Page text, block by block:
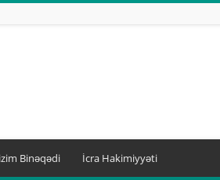
Binəqədi İcra Hakimiyyəti